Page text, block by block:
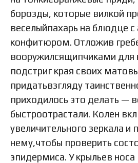
борозды, которые вилкой
веселыйпахарь на блюдце
конфитюром. Отложив
вооружилсящипчиками для
подстриг края своих
придатьвзгляду
приходилось это делать —
быстроотрастали. Колен
увеличительного зеркала и
нему,чтобы проверить
эпидермиса. У крыльев носа